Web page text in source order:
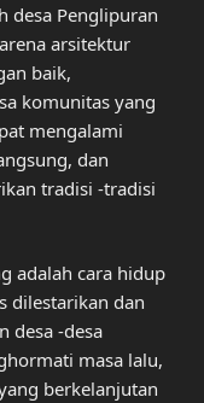
desa Penglipuran
arsitektur
baik,
komunitas yang
mengalami
dan
tradisi -tradisi
adalah cara hidup
dilestarikan dan
desa -desa
masa lalu,
berkelanjutan